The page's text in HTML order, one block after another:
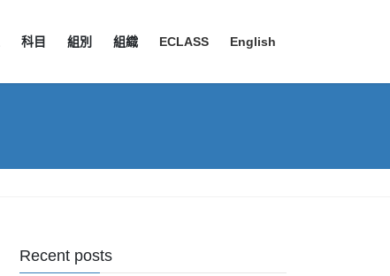
科目 組別 組織 ECLASS English
Recent posts